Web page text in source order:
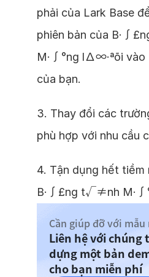
phải của Lark Base
phiên bản của
M·∫°ng l∆∞·ªõi vào
của bạn.
3. Thay đổi các
phù hợp với nhu cầu
4. Tận dụng hết tiềm
B·∫£ng t√≠nh
Cần giúp đỡ với mẫu
Liên hệ với chúng
dựng một bản
cho bạn miễn phí